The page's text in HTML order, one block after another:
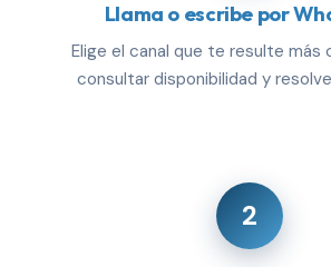
Llama o escribe por
Elige el canal que te resulte más
consultar disponibilidad y
2